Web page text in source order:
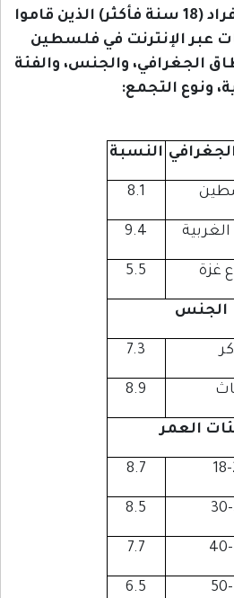
جدول يوضح نسبة الأفراد (18 سنة فأكثر) الذين قاموا
عبر الإنترنت في فلسطين
النطاق الجغرافي، والجنس، والفئة
ونوع التجمع:
النسبة
8.1
9.4
غزة 5.5
الجنس
7.3
8.9
العمر
8.7
8.5
7.7
6.5